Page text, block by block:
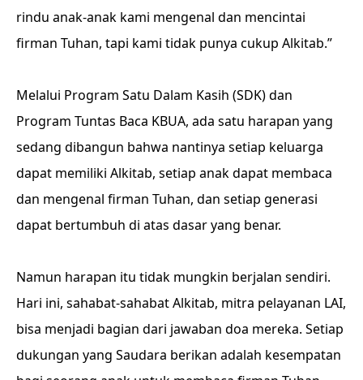
rindu anak-anak kami mengenal dan mencintai
firman Tuhan, tapi kami tidak punya cukup Alkitab.”
Melalui Program Satu Dalam Kasih (SDK) dan
Program Tuntas Baca KBUA, ada satu harapan yang
sedang dibangun bahwa nantinya setiap keluarga
dapat memiliki Alkitab, setiap anak dapat membaca
dan mengenal firman Tuhan, dan setiap generasi
dapat bertumbuh di atas dasar yang benar.
Namun harapan itu tidak mungkin berjalan sendiri.
Hari ini, sahabat-sahabat Alkitab, mitra pelayanan LAI,
bisa menjadi bagian dari jawaban doa mereka. Setiap
dukungan yang Saudara berikan adalah kesempatan